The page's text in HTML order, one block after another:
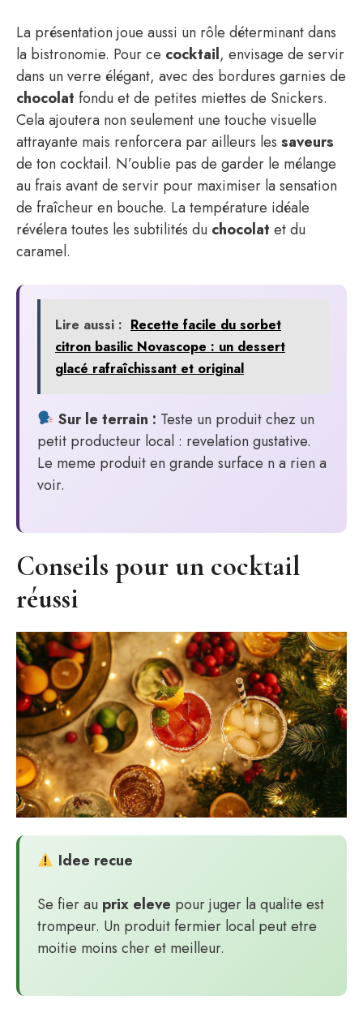
La présentation joue aussi un rôle déterminant dans
la bistronomie. Pour ce cocktail, envisage de servir
dans un verre élégant, avec des bordures garnies de
chocolat fondu et de petites miettes de Snickers.
Cela ajoutera non seulement une touche visuelle
attrayante mais renforcera par ailleurs les saveurs
de ton cocktail. N’oublie pas de garder le mélange
au frais avant de servir pour maximiser la sensation
de fraîcheur en bouche. La température idéale
révélera toutes les subtilités du chocolat et du
caramel.
Lire aussi : Recette facile du sorbet
citron basilic Novascope : un dessert
glacé rafraîchissant et original
Sur le terrain : Teste un produit chez un
petit producteur local : revelation gustative.
Le meme produit en grande surface n a rien a
voir.
Conseils pour un cocktail
réussi
Idee recue
Se fier au prix eleve pour juger la qualite est
trompeur. Un produit fermier local peut etre
moitie moins cher et meilleur.